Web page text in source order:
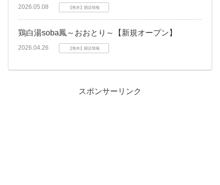
2026.05.08 【熊本】開店情報
鶏白湯soba鳳～おおとり～【新規オープン】
2026.04.26 【熊本】開店情報
スポンサーリンク